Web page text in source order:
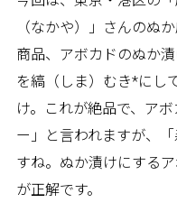
（なかや）」さんのぬ
商品、アボカドのぬか
を縞（しま）むき*にし
け。これが絶品で、ア
ー」と言われますが、
すね。ぬか漬けにする
が正解です。